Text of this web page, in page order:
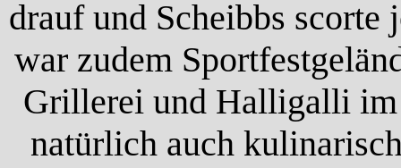
drauf und Scheibbs
war zudem
Grillerei und Halligalli im
natürlich auch